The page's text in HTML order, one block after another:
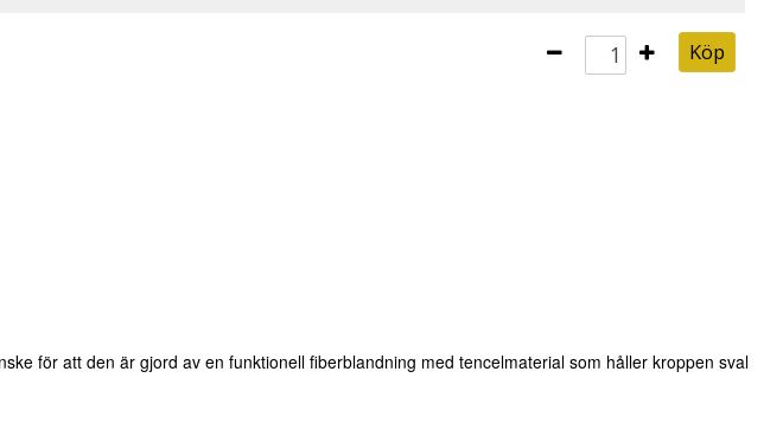
Köp
för att den är gjord av en funktionell fiberblandning med tencelmaterial som håller kroppen sval